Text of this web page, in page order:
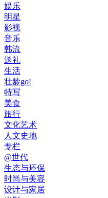
娱乐
明星
影视
音乐
韩流
送礼
生活
壮龄go!
特写
美食
旅行
文化艺术
人文史地
专栏
@世代
生态与环保
时尚与美容
设计与家居